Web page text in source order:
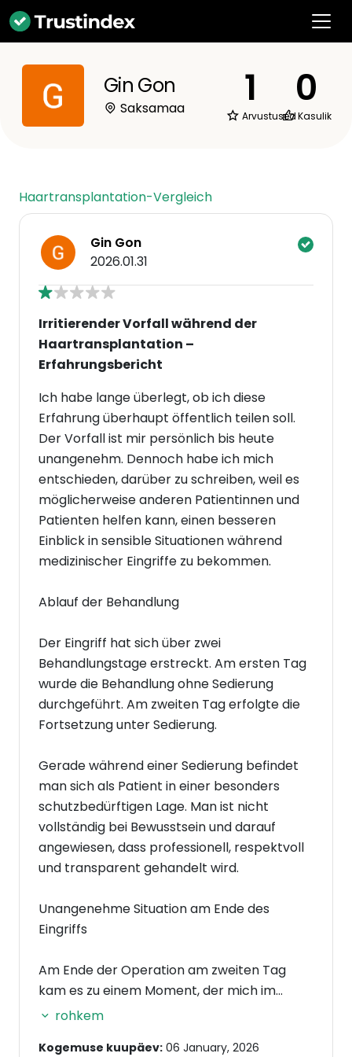
Gin Gon
Saksamaa 1
Arvustused
0
Kasulik
Haartransplantation-Vergleich
Gin Gon
2026.01.31
Irritierender Vorfall während der
Haartransplantation –
Erfahrungsbericht
Ich habe lange überlegt, ob ich diese
Erfahrung überhaupt öffentlich teilen soll.
Der Vorfall ist mir persönlich bis heute
unangenehm. Dennoch habe ich mich
entschieden, darüber zu schreiben, weil es
möglicherweise anderen Patientinnen und
Patienten helfen kann, einen besseren
Einblick in sensible Situationen während
medizinischer Eingriffe zu bekommen.
Ablauf der Behandlung
Der Eingriff hat sich über zwei
Behandlungstage erstreckt. Am ersten Tag
wurde die Behandlung ohne Sedierung
durchgeführt. Am zweiten Tag erfolgte die
Fortsetzung unter Sedierung.
Gerade während einer Sedierung befindet
man sich als Patient in einer besonders
schutzbedürftigen Lage. Man ist nicht
vollständig bei Bewusstsein und darauf
angewiesen, dass professionell, respektvoll
und transparent gehandelt wird.
Unangenehme Situation am Ende des
Eingriffs
Am Ende der Operation am zweiten Tag
kam es zu einem Moment, der mich im
Nachhinein stark verunsichert hat. Das
und sagte übersetzt:
rohkem
Kogemuse kuupäev: 06 January, 2026